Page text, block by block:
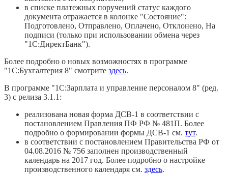
в списке платежных поручений статус каждого
документа отражается в колонке "Состояние":
Подготовлено, Отправлено, Оплачено, Отклонено, На
подписи (только при использовании обмена через
"1С:ДиректБанк").
Более подробно о новых возможностях в программе
"1С:Бухгалтерия 8" смотрите здесь.
В программе "1С:Зарплата и управление персоналом 8" (ред.
3) с релиза 3.1.1:
реализована новая форма ДСВ-1 в соответствии с
постановлением Правления ПФ РФ № 481П. Более
подробно о формировании формы ДСВ-1 см. тут.
в соответствии с постановлением Правительства РФ от
04.08.2016 № 756 заполнен производственный
календарь на 2017 год. Более подробно о настройке
производственного календаря см. здесь.